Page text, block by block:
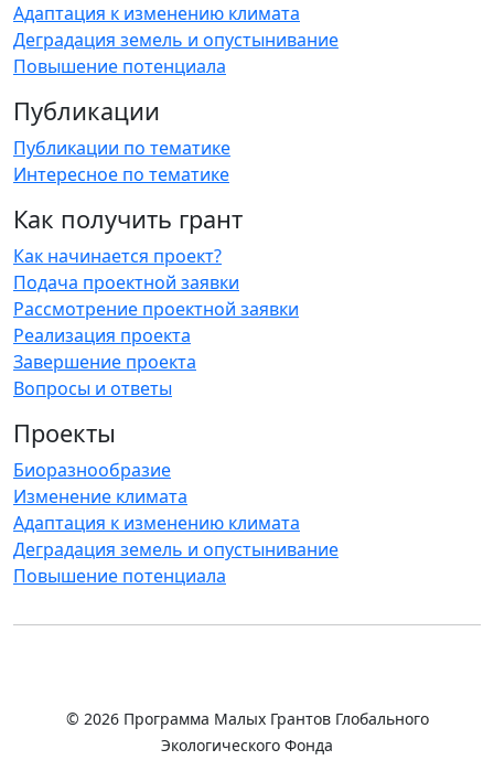
Адаптация к изменению климата
Деградация земель и опустынивание
Повышение потенциала
Публикации
Публикации по тематике
Интересное по тематике
Как получить грант
Как начинается проект?
Подача проектной заявки
Рассмотрение проектной заявки
Реализация проекта
Завершение проекта
Вопросы и ответы
Проекты
Биоразнообразие
Изменение климата
Адаптация к изменению климата
Деградация земель и опустынивание
Повышение потенциала
© 2026 Программа Малых Грантов Глобального
Экологического Фонда